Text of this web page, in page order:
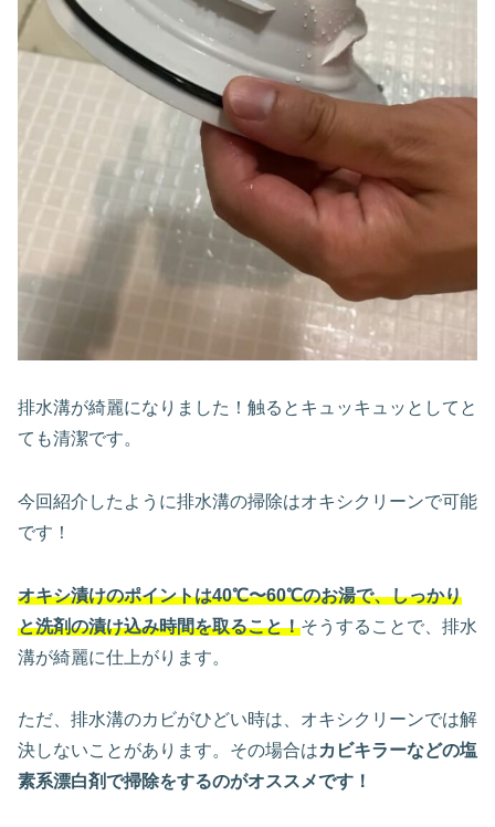
排水溝が綺麗になりました！触るとキュッキュッとしてと
ても清潔です。
今回紹介したように排水溝の掃除はオキシクリーンで可能
です！
オキシ漬けのポイントは40℃〜60℃のお湯で、しっかり
と洗剤の漬け込み時間を取ること！そうすることで、排水
溝が綺麗に仕上がります。
ただ、排水溝のカビがひどい時は、オキシクリーンでは解
決しないことがあります。その場合はカビキラーなどの塩
素系漂白剤で掃除をするのがオススメです！